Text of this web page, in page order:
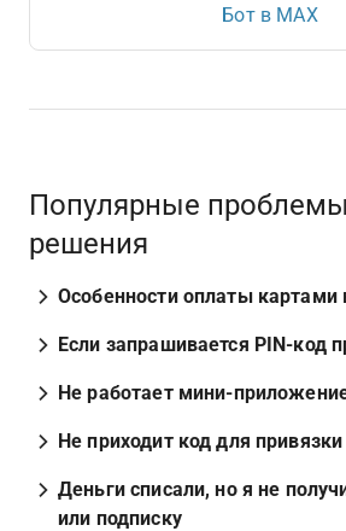
Бот в MAX
Популярные
решения
Особенности оплаты картами
Если запрашивается PIN-код
Не работает мини-
Не приходит код для
Деньги списали, но я не
или подписку